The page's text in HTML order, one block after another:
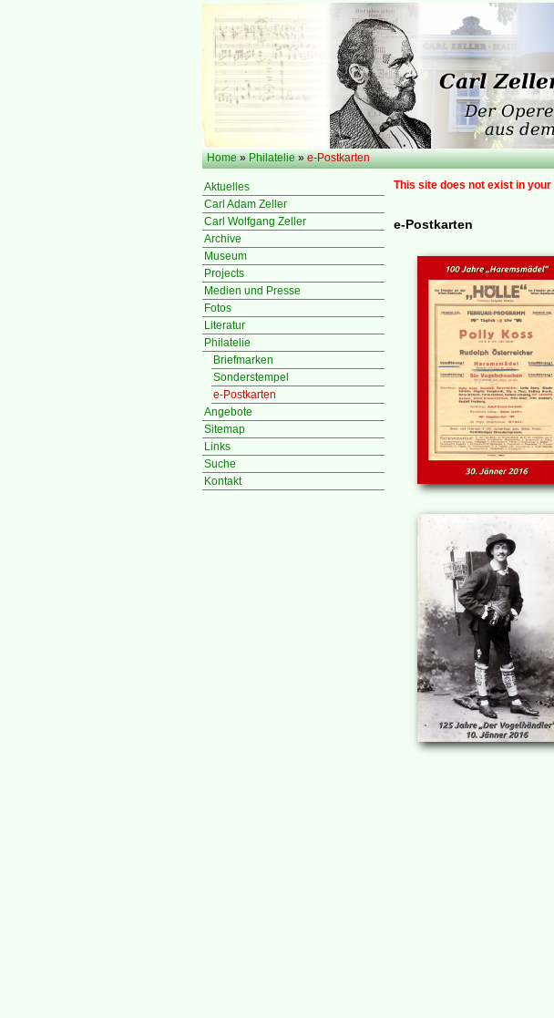
Home »Philatelie »e-Postkarten
Aktuelles
Carl Adam Zeller
Carl Wolfgang Zeller
Archive
Museum
Projects
Medien und Presse
Fotos
Literatur
Philatelie
Briefmarken
Sonderstempel
e-Postkarten
Angebote
Sitemap
Links
Suche
Kontakt
This site does not exist in your
e-Postkarten